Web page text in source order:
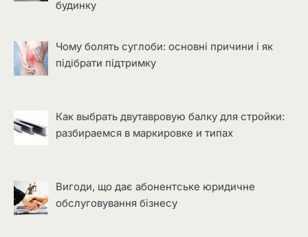
будинку
Чому болять суглоби: основні причини і як
підібрати підтримку
Как выбрать двутавровую балку для стройки:
разбираемся в маркировке и типах
Вигоди, що дає абонентське юридичне
обслуговування бізнесу